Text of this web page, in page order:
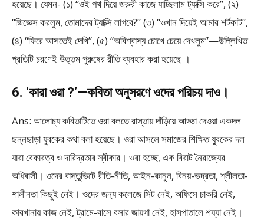
হয়েছে। যেমন- (১) “ওই পথ দিয়ে জরুরী কাজে যাচ্ছিলাম ট্যাক্সি করে”, (২)
“জিজ্ঞেস করলুম, তোমাদের ট্যাক্সি লাগবে?” (৩) “ওখান দিয়েই আমার শর্টকাট”,
(৪) “ফিরে আসতেই দেখি”, (৫) “অবিশ্বাস্য চোখে চেয়ে দেখলুম”—উল্লিখিত
প্রতিটি চরণেই উত্তম পুরুষের রীতি ব্যবহার করা হয়েছে ।
6. ‘কারা ওরা ?’—কবিতা অনুসরণে ওদের পরিচয় দাও।
Ans: আলোচ্য কবিতাটিতে ওরা বলতে রাস্তায় দাঁড়িয়ে আড্ডা দেওয়া একদল
ছন্নছাড়া যুবকের কথা বলা হয়েছে। ওরা আসলে সমাজের শিক্ষিত যুবকের দল
যারা বেকারত্ব ও দারিদ্রতার স্বীকার। ওরা হচ্ছে, এক বিরাট নৈরাজ্যের
অধিবাসী। ওদের বাস্তুভিটে রীতি-নীতি, আইন-কানুন, বিনয়-ভদ্রতা, শ্লীলতা-
শালীনতা কিছুই নেই। ওদের জন্য কলেজে সিট নেই, অফিসে চাকরি নেই,
কারখানায় কাজ নেই, ট্রামে-বাসে বসার জায়গা নেই, হাসপাতালে শয্যা নেই।